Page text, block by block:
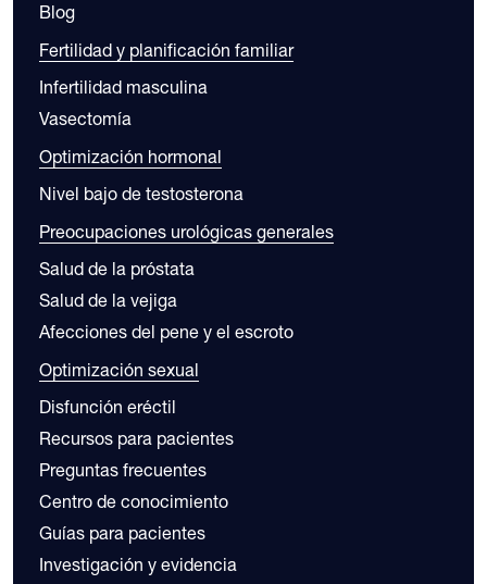
Blog
Fertilidad y planificación familiar
Infertilidad masculina
Vasectomía
Optimización hormonal
Nivel bajo de testosterona
Preocupaciones urológicas generales
Salud de la próstata
Salud de la vejiga
Afecciones del pene y el escroto
Optimización sexual
Disfunción eréctil
Recursos para pacientes
Preguntas frecuentes
Centro de conocimiento
Guías para pacientes
Investigación y evidencia